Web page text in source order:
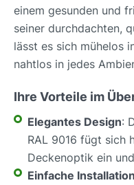
einem gesunden und
seiner durchdachten,
lässt es sich mühelos
nahtlos in jedes
Ihre Vorteile im
Elegantes Design:
RAL 9016 fügt sich
Deckenoptik ein
Einfache Installation